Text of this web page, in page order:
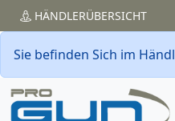
HÄNDLERÜBERSICHT
Sie befinden Sich im